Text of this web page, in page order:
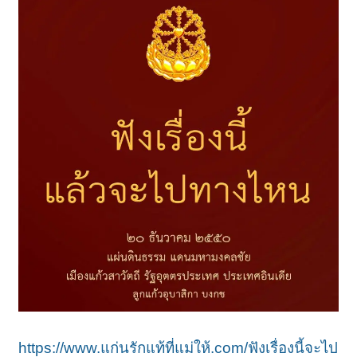
https://www.แก่นรักแท้ที่แม่ให้.com/ฟังเรื่องนี้จะไป